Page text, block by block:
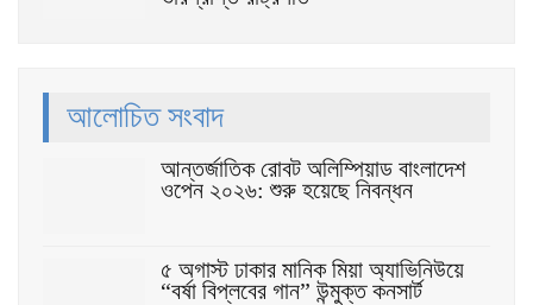
আলোচিত সংবাদ
আন্তর্জাতিক রোবট অলিম্পিয়াড বাংলাদেশ
ওপেন ২০২৬: শুরু হয়েছে নিবন্ধন
৫ অগাস্ট ঢাকার মানিক মিয়া অ্যাভিনিউয়ে
“বর্ষা বিপ্লবের গান” উন্মুক্ত কনসার্ট